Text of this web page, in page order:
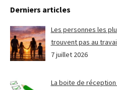
Derniers articles
Les personnes les
trouvent pas au
7 juillet 2026
La boite de